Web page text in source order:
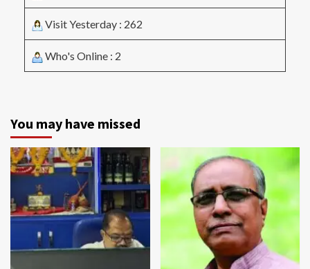
Visit Yesterday : 262
Who's Online : 2
You may have missed